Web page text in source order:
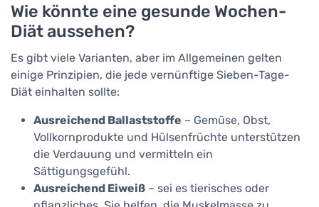
Wie könnte eine gesunde Wochen-
Diät aussehen?
Es gibt viele Varianten, aber im Allgemeinen gelten
einige Prinzipien, die jede vernünftige Sieben-Tage-
Diät einhalten sollte:
Ausreichend Ballaststoffe – Gemüse, Obst,
Vollkornprodukte und Hülsenfrüchte unterstützen
die Verdauung und vermitteln ein
Sättigungsgefühl.
Ausreichend Eiweiß – sei es tierisches oder